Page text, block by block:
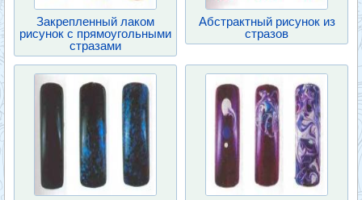
Закрепленный лаком
рисунок с прямоугольными
стразами
Абстрактный рисунок из
стразов